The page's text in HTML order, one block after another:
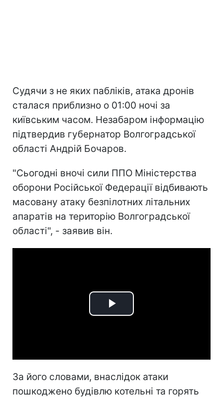
Судячи з не яких пабліків, атака дронів
сталася приблизно о 01:00 ночі за
київським часом. Незабаром інформацію
підтвердив губернатор Волгоградської
області Андрій Бочаров.
"Сьогодні вночі сили ППО Міністерства
оборони Російської Федерації відбивають
масовану атаку безпілотних літальних
апаратів на територію Волгоградської
області", - заявив він.
Play
За його словами, внаслідок атаки
пошкоджено будівлю котельні та горять